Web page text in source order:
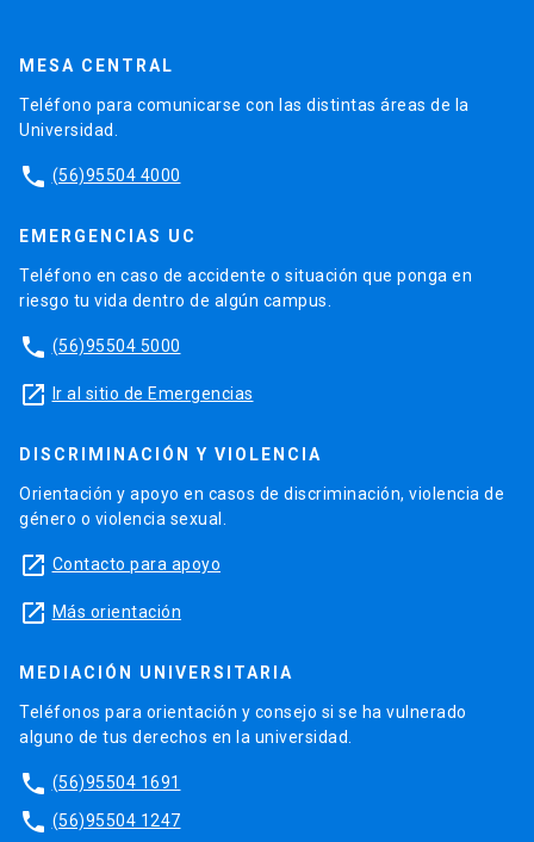
MESA CENTRAL
Teléfono para comunicarse con las distintas áreas de la
Universidad.
phone (56)95504 4000
EMERGENCIAS UC
Teléfono en caso de accidente o situación que ponga en
riesgo tu vida dentro de algún campus.
phone (56)95504 5000
launch Ir al sitio de Emergencias
DISCRIMINACIÓN Y VIOLENCIA
Orientación y apoyo en casos de discriminación, violencia de
género o violencia sexual.
launch Contacto para apoyo
launch Más orientación
MEDIACIÓN UNIVERSITARIA
Teléfonos para orientación y consejo si se ha vulnerado
alguno de tus derechos en la universidad.
phone (56)95504 1691
phone (56)95504 1247